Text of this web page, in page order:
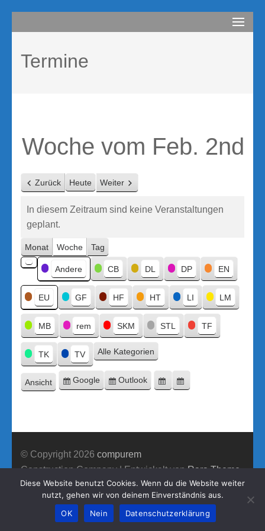
Inhalt
(Enter
drücken)
compurem
Termine
Woche vom Feb. 2nd
Zurück Heute Weiter
In diesem Zeitraum sind keine Veranstaltungen
geplant.
Monat Woche Tag
Kategorien
Kategorie
ohne
Titel
Andere CB DL DP EN
EU GF HF HT LI LM
MB rem SKM STL TF
TK TV Alle Kategorien
Ansicht ausdrucken
Eintragen
Google
Eintragen
Outlook
Google-
© Copyright 2026 compurem
Construction Company | Entwickelt von Rara Theme
Präsentiert von WordPress.
Diese Website benutzt Cookies. Wenn du die Website weiter
nutzt, gehen wir von deinem Einverständnis aus.
OK
Nein Datenschutzerklärung